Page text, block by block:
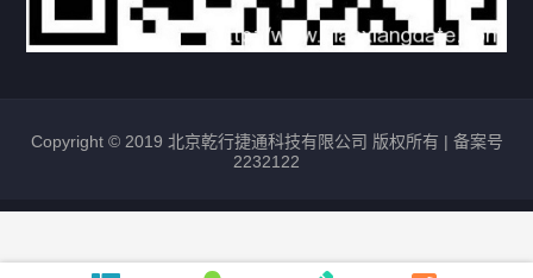
2025/12/22 525 新闻中心 信创服务器国产服务器
唯一非北美厂商！华为入选2024年Gartner®企业网络技
Copyright © 2019 北京乾行捷通科技有限公司 版权所有 | 备案号
2232122